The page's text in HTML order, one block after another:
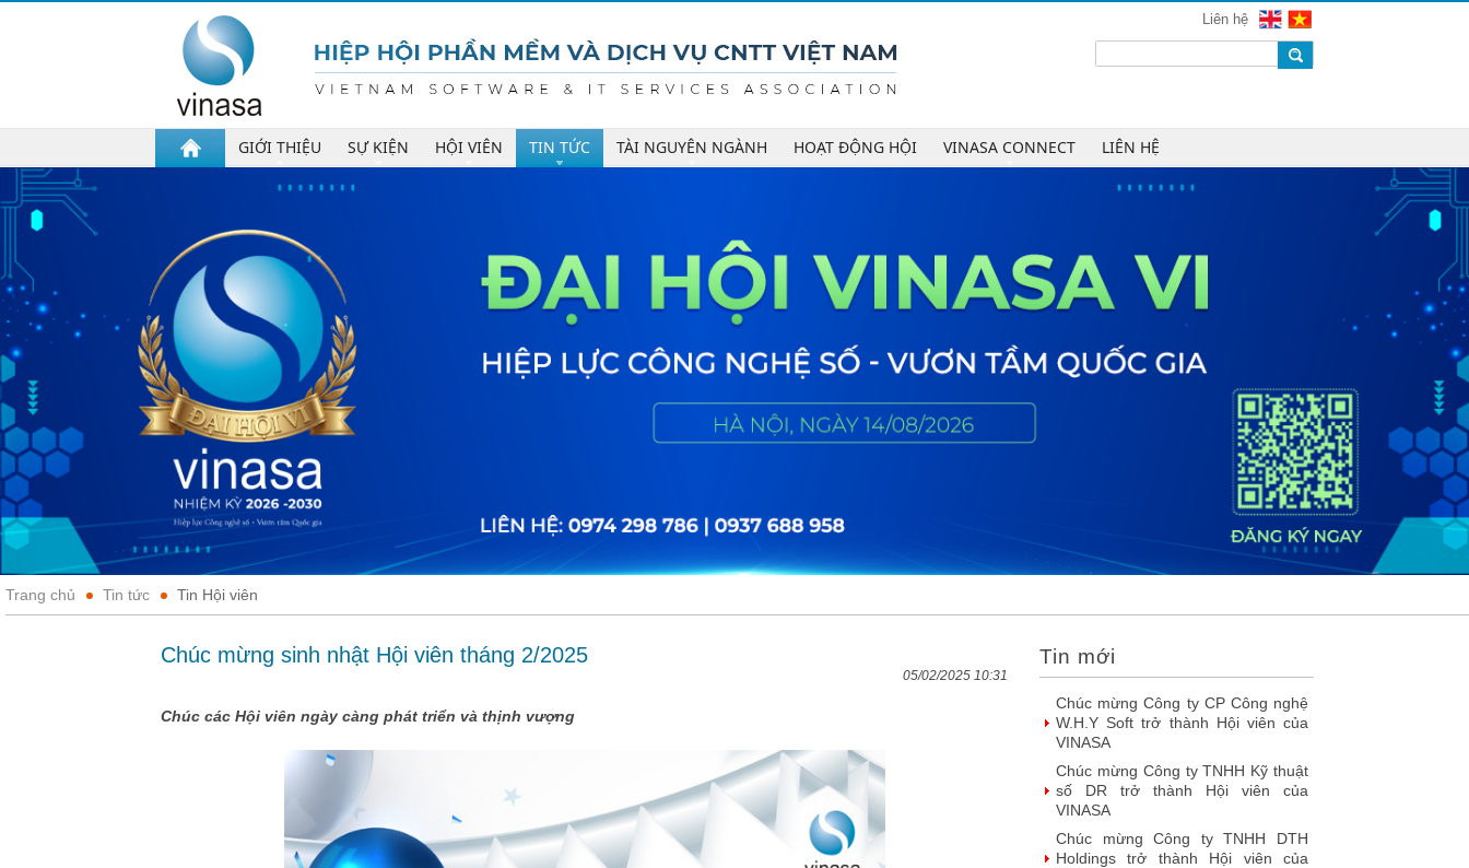
Liên hệ
GIỚI THIỆU SỰ KIỆN HỘI VIÊN TIN TỨC TÀI NGUYÊN NGÀNH HOẠT ĐỘNG HỘI VINASA CONNECT LIÊN HỆ
Trang chủ Tin tức Tin Hội viên
Chúc mừng sinh nhật Hội viên tháng 2/2025
05/02/2025 10:31
Chúc các Hội viên ngày càng phát triển và thịnh vượng
Tin mới
Chúc mừng Công ty CP Công nghệ
W.H.Y Soft trở thành Hội viên của
số DR trở thành Hội viên của
VINASA
Chúc mừng Công ty TNHH DTH
Tài chính VNFITE trở thành Hội viên
của VINASA
vRace lần đầu nhận giải Sao Khuê
Cleeksy DOP: Đồng hành xây dựng
nền tảng vận hành số linh hoạt cho
AIQuinta được vinh danh tại Giải
thưởng Sao Khuê 2026 và Bản đồ
Giải pháp Công nghệ số Việt Nam
DOOH thế hệ mới: Khi quảng cáo
ngoài trời bước vào kỷ nguyên dữ
liệu
FPT Play chiếu trọn vẹn 3 giải bóng
đá ‘hot’ nhất mùa hè 2026
Chúc mừng Công ty Giáo dục Trực
tuyến Funix trở thành Hội viên của
VINASA
Fast Business Online: Top giải pháp
ERP được nhiều doanh nghiệp lớn
tin dùng
FPT khẳng định năng lực làm chủ
công nghệ lõi với loạt giải Sao Khuê